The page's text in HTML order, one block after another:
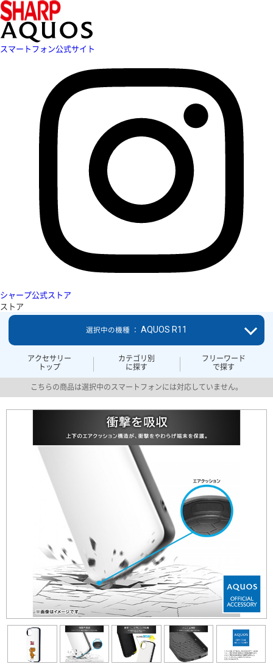
スマートフォン公式サイト
シャープ公式ストア
ストア
アクセサリー
トップ
カテゴリ別
に探す
フリーワード
で探す
選択中の機種 ： AQUOS R11
こちらの商品は選択中のスマートフォンには対応していません。